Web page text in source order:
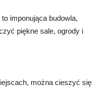
imponująca budowla,
piękne sale, ogrody i
można cieszyć się